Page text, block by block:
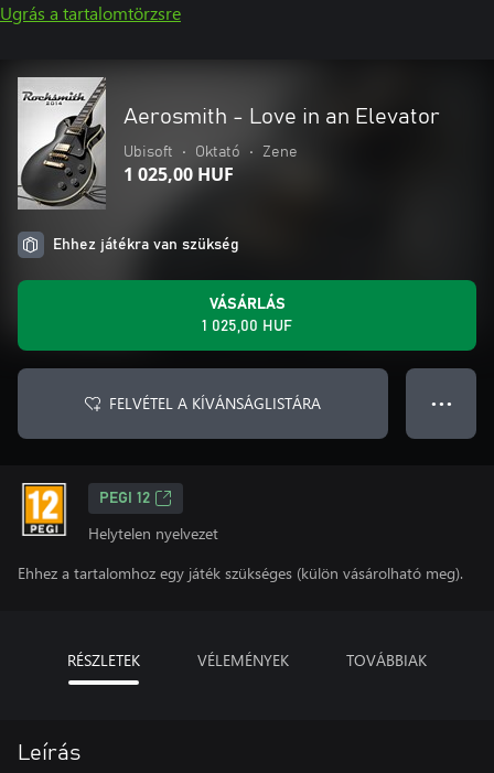
Ugrás a tartalomtörzsre
Aerosmith - Love in an Elevator
Ubisoft • Oktató • Zene
1 025,00 HUF
Ehhez játékra van szükség
VÁSÁRLÁS
1 025,00 HUF
FELVÉTEL A KÍVÁNSÁGLISTÁRA ● ● ●
PEGI 12
Helytelen nyelvezet
Ehhez a tartalomhoz egy játék szükséges (külön vásárolható meg).
RÉSZLETEK VÉLEMÉNYEK TOVÁBBIAK
Leírás